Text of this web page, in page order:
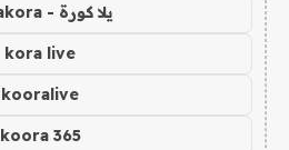
يلا كورة - yallakora
kora live
kooralive
koora 365